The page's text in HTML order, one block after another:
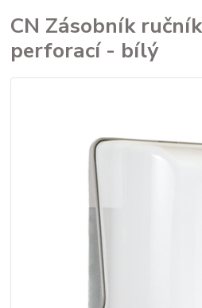
CN Zásobník
perforací - bílý